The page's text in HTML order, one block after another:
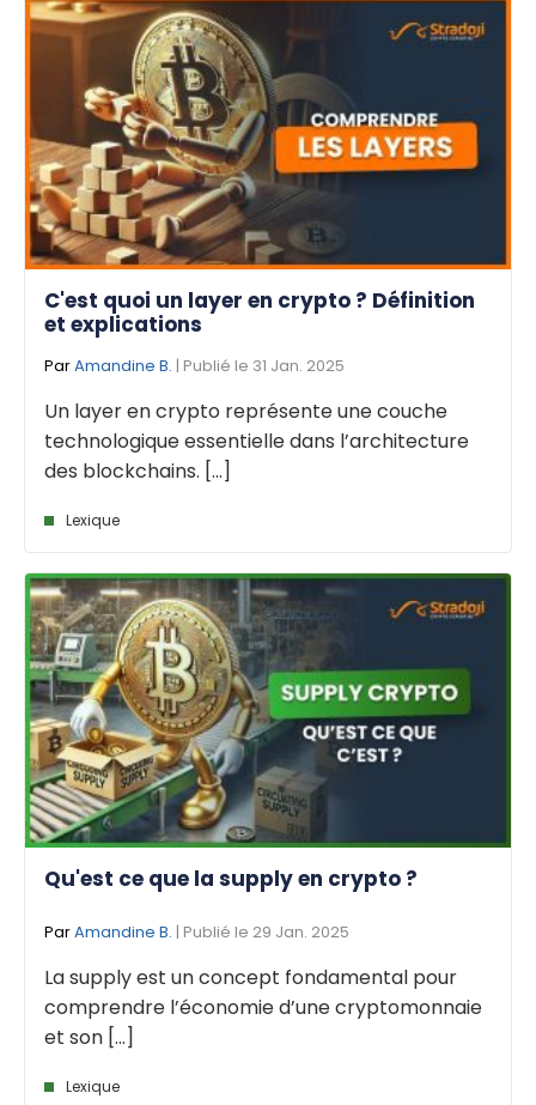
C'est quoi un layer en crypto ? Définition
et explications
ParAmandine B. | Publié le 31 Jan. 2025
Un layer en crypto représente une couche
technologique essentielle dans l’architecture
des blockchains. [...]
Lexique
Qu'est ce que la supply en crypto ?
ParAmandine B. | Publié le 29 Jan. 2025
La supply est un concept fondamental pour
comprendre l’économie d’une cryptomonnaie
et son [...]
Lexique